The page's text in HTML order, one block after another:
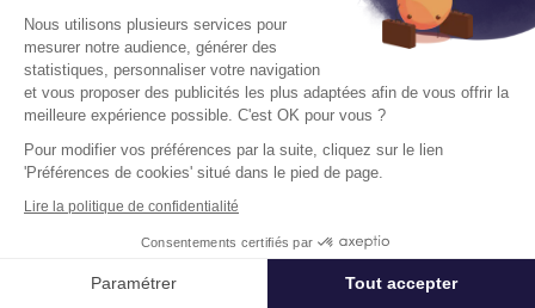
Affiner ma recherche
Trouvez facilement nos annonces de
locaux à louer ou à vendre en France
pour installer votre entreprise.
Les différentes offres de locaux en France présentent
trouverez des informations concernant l’actif, des
Nous utilisons plusieurs services pour
mesurer notre audience, générer des
statistiques, personnaliser votre navigation
et vous proposer des publicités les plus adaptées afin de vous offrir la
meilleure expérience possible. C'est OK pour vous ?
Pour modifier vos préférences par la suite, cliquez sur le lien
'Préférences de cookies' situé dans le pied de page.
Lire la politique de confidentialité
Consentements certifiés par
Paramétrer Tout accepter